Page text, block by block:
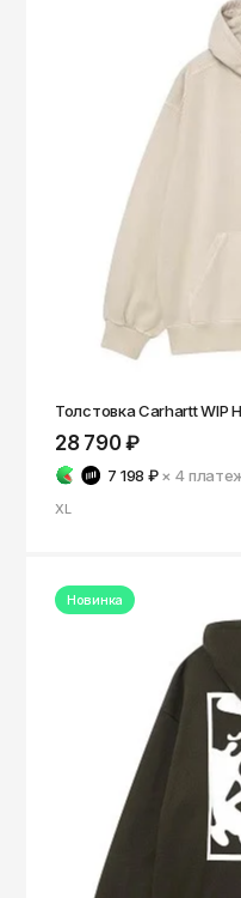
Толстовка Carhartt WIP
28 790 ₽
7 198 ₽ × 4
XL
Новинка